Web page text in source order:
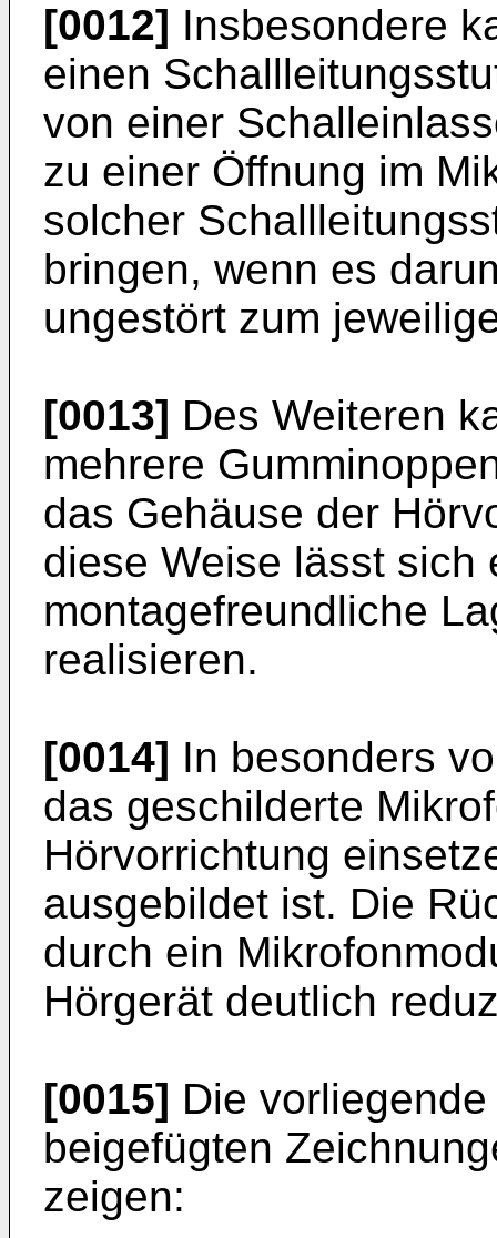
[0012] Insbesondere
einen
von einer
zu einer Öffnung im
solcher
bringen, wenn es
ungestört zum
[0013] Des Weiteren
mehrere
das Gehäuse der
diese Weise lässt sich
montagefreundliche
realisieren.
[0014] In besonders
das geschilderte
Hörvorrichtung
ausgebildet ist. Die
durch ein
Hörgerät deutlich
[0015] Die
beigefügten
zeigen: